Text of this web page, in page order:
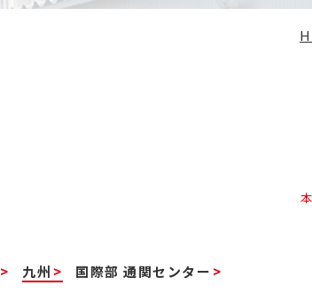
九州 国際部 通関センター